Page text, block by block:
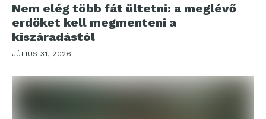
Nem elég több fát ültetni: a meglévő
erdőket kell megmenteni a
kiszáradástól
JÚLIUS 31, 2026